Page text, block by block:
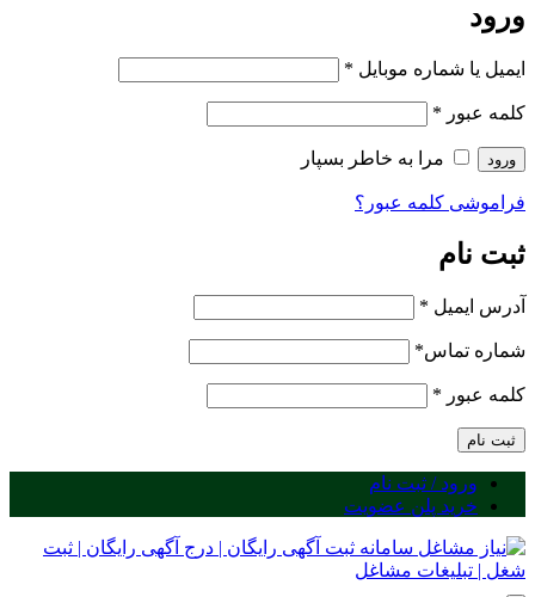
ورود
ایمیل یا شماره موبایل *
کلمه عبور *
ورود مرا به خاطر بسپار
فراموشی کلمه عبور؟
ثبت نام
آدرس ایمیل *
شماره تماس*
کلمه عبور *
ثبت نام
ورود / ثبت نام
خرید پلن عضویت